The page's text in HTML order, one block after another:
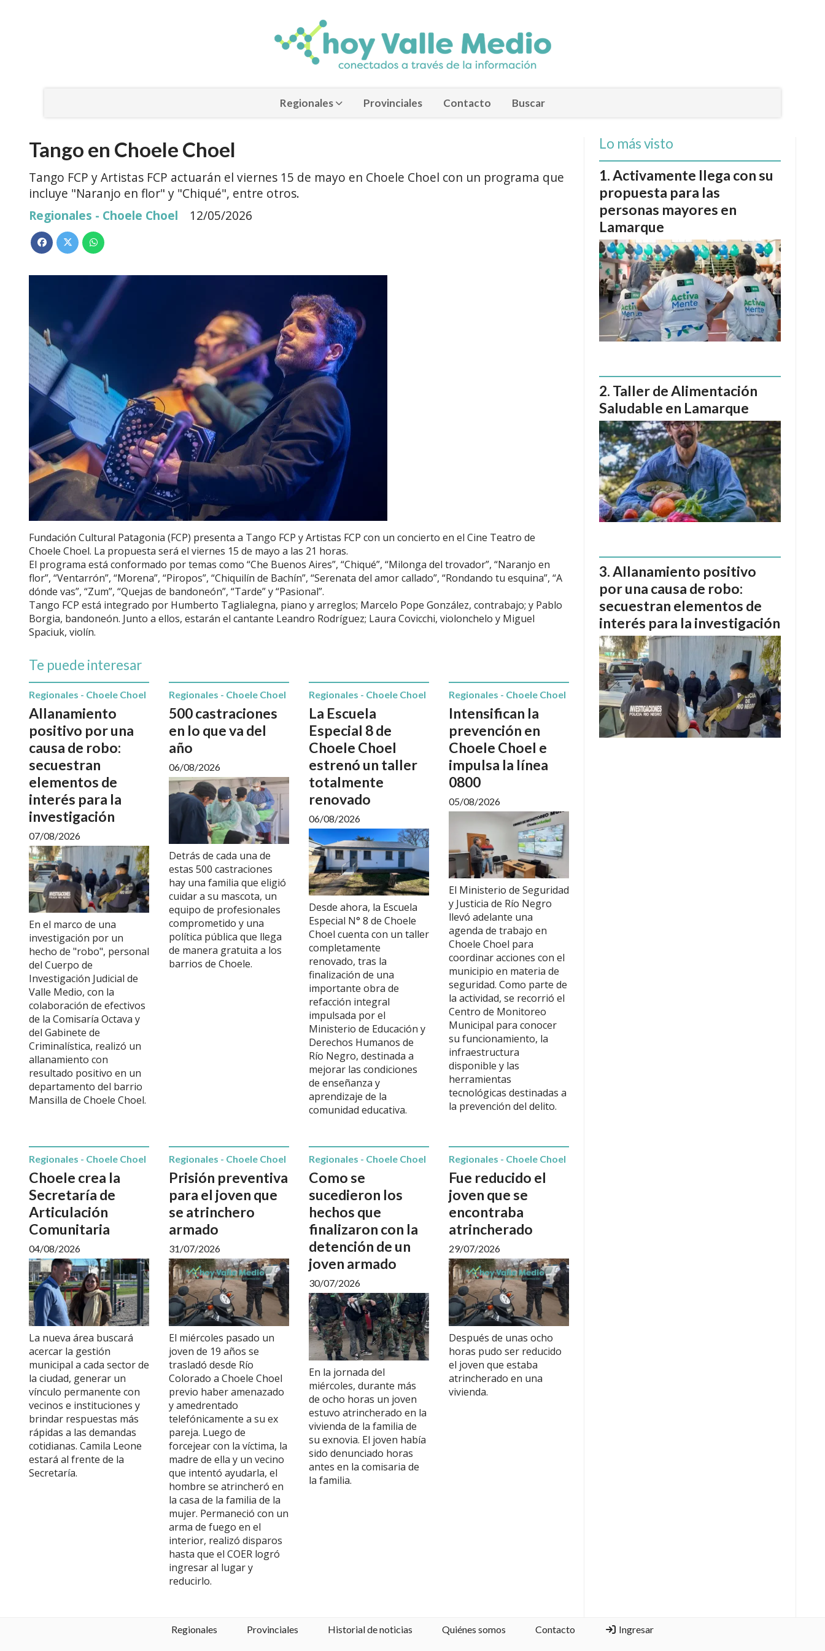
Regionales Provinciales Contacto Buscar
Tango en Choele Choel
Tango FCP y Artistas FCP actuarán el viernes 15 de mayo en Choele Choel con un programa que
incluye "Naranjo en flor" y "Chiqué", entre otros.
Regionales - Choele Choel
12/05/2026
Fundación Cultural Patagonia (FCP) presenta a Tango FCP y Artistas FCP con un concierto en el Cine Teatro de
Choele Choel. La propuesta será el viernes 15 de mayo a las 21 horas.
El programa está conformado por temas como “Che Buenos Aires”, “Chiqué”, “Milonga del trovador”, “Naranjo en
flor”, “Ventarrón”, “Morena”, “Piropos”, “Chiquilín de Bachín”, “Serenata del amor callado”, “Rondando tu esquina”, “A
dónde vas”, “Zum”, “Quejas de bandoneón”, “Tarde” y “Pasional”.
Tango FCP está integrado por Humberto Taglialegna, piano y arreglos; Marcelo Pope González, contrabajo; y Pablo
Borgia, bandoneón. Junto a ellos, estarán el cantante Leandro Rodríguez; Laura Covicchi, violonchelo y Miguel
Spaciuk, violín.
Te puede interesar
Allanamiento
positivo por una
causa de robo:
secuestran
elementos de
interés para la
investigación
Regionales - Choele Choel
07/08/2026
En el marco de una
investigación por un
hecho de "robo", personal
del Cuerpo de
Investigación Judicial de
Valle Medio, con la
colaboración de efectivos
de la Comisaría Octava y
del Gabinete de
Criminalística, realizó un
allanamiento con
resultado positivo en un
departamento del barrio
Mansilla de Choele Choel.
500 castraciones
en lo que va del
año
Regionales - Choele Choel
06/08/2026
Detrás de cada una de
estas 500 castraciones
hay una familia que eligió
cuidar a su mascota, un
equipo de profesionales
comprometido y una
política pública que llega
de manera gratuita a los
barrios de Choele.
La Escuela
Especial 8 de
Choele Choel
estrenó un taller
totalmente
renovado
Regionales - Choele Choel
06/08/2026
Desde ahora, la Escuela
Especial N° 8 de Choele
Choel cuenta con un taller
completamente
renovado, tras la
finalización de una
importante obra de
refacción integral
impulsada por el
Ministerio de Educación y
Derechos Humanos de
Río Negro, destinada a
mejorar las condiciones
de enseñanza y
aprendizaje de la
comunidad educativa.
Intensifican la
prevención en
Choele Choel e
impulsa la línea
0800
Regionales - Choele Choel
05/08/2026
El Ministerio de Seguridad
y Justicia de Río Negro
llevó adelante una
agenda de trabajo en
Choele Choel para
coordinar acciones con el
municipio en materia de
seguridad. Como parte de
la actividad, se recorrió el
Centro de Monitoreo
Municipal para conocer
su funcionamiento, la
infraestructura
disponible y las
herramientas
tecnológicas destinadas a
la prevención del delito.
Choele crea la
Secretaría de
Articulación
Comunitaria
Regionales - Choele Choel
04/08/2026
La nueva área buscará
acercar la gestión
municipal a cada sector de
la ciudad, generar un
vínculo permanente con
vecinos e instituciones y
brindar respuestas más
rápidas a las demandas
cotidianas. Camila Leone
estará al frente de la
Secretaría.
Prisión preventiva
para el joven que
se atrinchero
armado
Regionales - Choele Choel
31/07/2026
El miércoles pasado un
joven de 19 años se
trasladó desde Río
Colorado a Choele Choel
previo haber amenazado
y amedrentado
telefónicamente a su ex
pareja. Luego de
forcejear con la víctima, la
madre de ella y un vecino
que intentó ayudarla, el
hombre se atrincheró en
la casa de la familia de la
mujer. Permaneció con un
arma de fuego en el
interior, realizó disparos
hasta que el COER logró
ingresar al lugar y
reducirlo.
Como se
sucedieron los
hechos que
finalizaron con la
detención de un
joven armado
Regionales - Choele Choel
30/07/2026
En la jornada del
miércoles, durante más
de ocho horas un joven
estuvo atrincherado en la
vivienda de la familia de
su exnovia. El joven había
sido denunciado horas
antes en la comisaria de
la familia.
Fue reducido el
joven que se
encontraba
atrincherado
Regionales - Choele Choel
29/07/2026
Después de unas ocho
horas pudo ser reducido
el joven que estaba
atrincherado en una
vivienda.
Lo más visto
Activamente llega con su
propuesta para las
personas mayores en
Lamarque
Taller de Alimentación
Saludable en Lamarque
Allanamiento positivo
por una causa de robo:
secuestran elementos de
interés para la investigación
Regionales Provinciales Historial de noticias Quiénes somos Contacto Ingresar